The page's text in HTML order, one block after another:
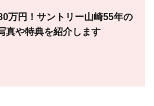
万円！サントリー山崎55年の
真や特典を紹介します